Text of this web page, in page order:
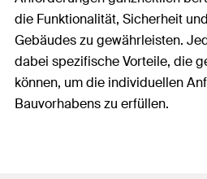
die Funktionalität, Sicherheit
Gebäudes zu gewährleisten.
dabei spezifische Vorteile, die
können, um die individuellen
Bauvorhabens zu erfüllen.